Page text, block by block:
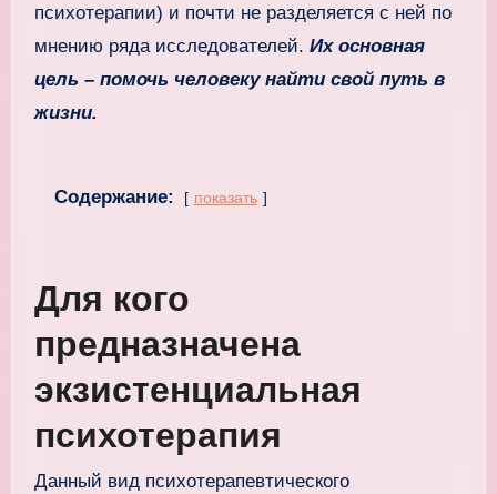
психотерапии) и почти не разделяется с ней по
мнению ряда исследователей. Их основная
цель – помочь человеку найти свой путь в
жизни.
Содержание: показать
Для кого
предназначена
экзистенциальная
психотерапия
Данный вид психотерапевтического